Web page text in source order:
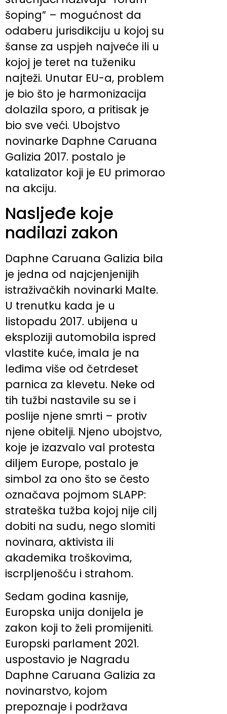
šoping” – mogućnost da
odaberu jurisdikciju u kojoj su
šanse za uspjeh najveće ili u
kojoj je teret na tuženiku
najteži. Unutar EU-a, problem
je bio što je harmonizacija
dolazila sporo, a pritisak je
bio sve veći. Ubojstvo
novinarke Daphne Caruana
Galizia 2017. postalo je
katalizator koji je EU primorao
na akciju.
Nasljeđe koje
nadilazi zakon
Daphne Caruana Galizia bila
je jedna od najcjenjenijih
istraživačkih novinarki Malte.
U trenutku kada je u
listopadu 2017. ubijena u
eksploziji automobila ispred
vlastite kuće, imala je na
leđima više od četrdeset
parnica za klevetu. Neke od
tih tužbi nastavile su se i
poslije njene smrti – protiv
njene obitelji. Njeno ubojstvo,
koje je izazvalo val protesta
diljem Europe, postalo je
simbol za ono što se često
označava pojmom SLAPP:
strateška tužba kojoj nije cilj
dobiti na sudu, nego slomiti
novinara, aktivista ili
akademika troškovima,
iscrpljenošću i strahom.
Sedam godina kasnije,
Europska unija donijela je
zakon koji to želi promijeniti.
Europski parlament 2021.
uspostavio je Nagradu
Daphne Caruana Galizia za
novinarstvo, kojom
prepoznaje i podržava